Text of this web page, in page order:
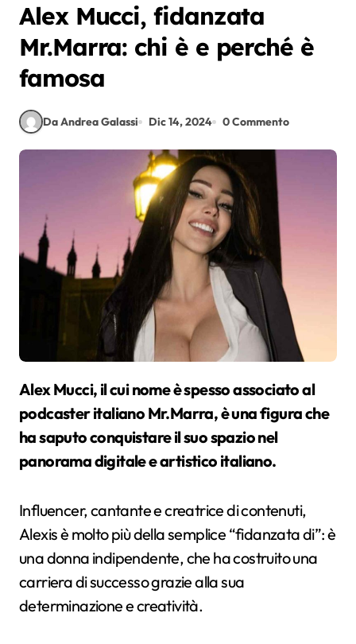
Alex Mucci, fidanzata
Mr.Marra: chi è e perché è
famosa
Da Andrea Galassi Dic 14, 2024 0 Commento
Alex Mucci, il cui nome è spesso associato al
podcaster italiano Mr.Marra, è una figura che
ha saputo conquistare il suo spazio nel
panorama digitale e artistico italiano.
Influencer, cantante e creatrice di contenuti,
Alexis è molto più della semplice “fidanzata di”: è
una donna indipendente, che ha costruito una
carriera di successo grazie alla sua
determinazione e creatività.